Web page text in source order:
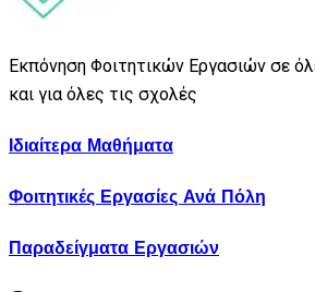
Εκπόνηση Φοιτητικών Εργασιών σε
και για όλες τις σχολές
Ιδιαίτερα Μαθήματα
Φοιτητικές Εργασίες Ανά Πόλη
Παραδείγματα Εργασιών